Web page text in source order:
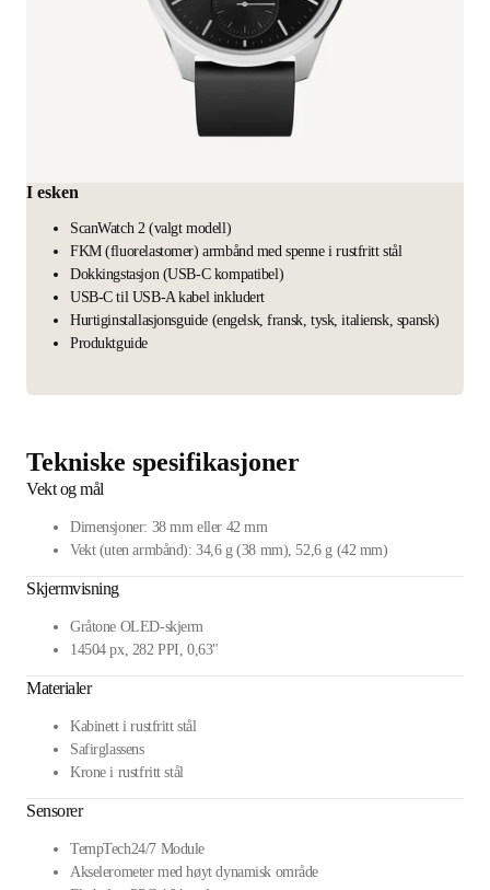
I esken
ScanWatch 2 (valgt modell)
FKM (fluorelastomer) armbånd med spenne i rustfritt stål
Dokkingstasjon (USB-C kompatibel)
USB-C til USB-A kabel inkludert
Hurtiginstallasjonsguide (engelsk, fransk, tysk, italiensk, spansk)
Produktguide
Tekniske spesifikasjoner
Vekt og mål
Dimensjoner: 38 mm eller 42 mm
Vekt (uten armbånd): 34,6 g (38 mm), 52,6 g (42 mm)
Skjermvisning
Gråtone OLED-skjerm
14504 px, 282 PPI, 0,63"
Materialer
Kabinett i rustfritt stål
Safirglassens
Krone i rustfritt stål
Sensorer
TempTech24/7 Module
Akselerometer med høyt dynamisk område